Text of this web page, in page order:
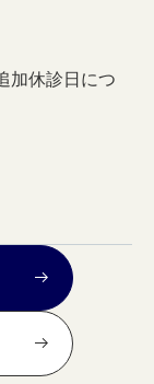
加休診日につ